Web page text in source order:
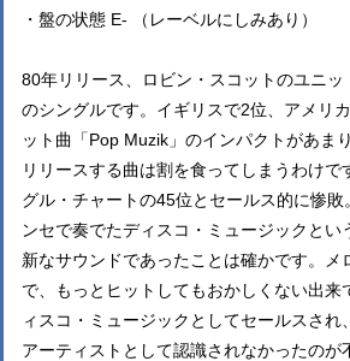
・盤の状態 E- （レーベルにしみあり）
80年リリース、ロビン・スコットのユニッ
のシングルです。イギリスで2位、アメリ
ット曲「Pop Muzik」のインパクトがあま
リリースする曲は割を食ってしまうわけで
グル・チャートの45位とセールス的に惨
ンセで奏でたディスコ・ミュージックとい
新なサウンドであったことは確かです。メ
で、もっとヒットしてもおかしくない出来
ィスコ・ミュージックとしてセールスされ
アーティストとして認識されなかったのが